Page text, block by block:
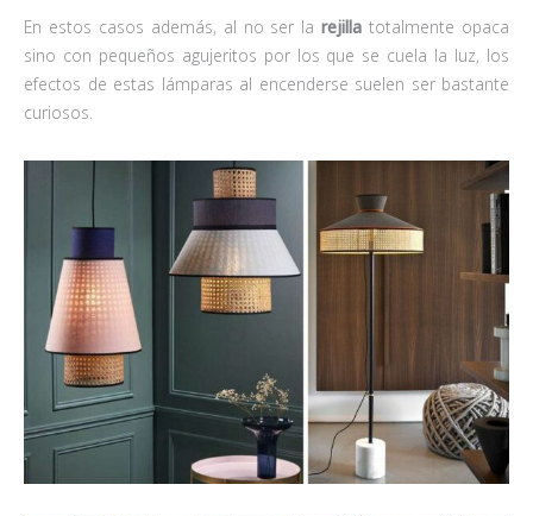
En estos casos además, al no ser larejilla totalmente opaca
sino con pequeños agujeritos por los que se cuela la luz, los
efectos de estas lámparas al encenderse suelen ser bastante
curiosos.